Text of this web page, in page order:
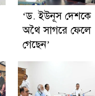
‘ড. ইউনূস দেশকে
অথৈ সাগরে ফেলে
গেছেন’